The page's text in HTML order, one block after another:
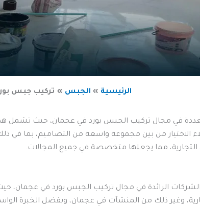
الرئيسية الجبس تركيب جبس
في مجال تركيب الجبس بورد في عجمان، حيث تشمل هذه
الاختيار من بين مجموعة واسعة من التصاميم، بما في
التجارية، مما يجعلها متخصصة في جميع المجالات.
الرائدة في مجال تركيب الجبس بورد في عجمان،
وغير ذلك من المنشآت في عجمان، وبفضل الخبرة